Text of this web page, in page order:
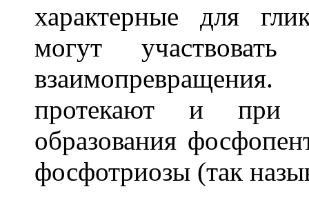
характерные для
могут
протекают и при
образования
фосфотриозы (так